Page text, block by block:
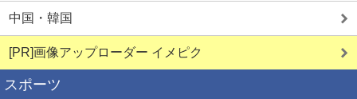
中国・韓国
[PR]画像アップローダー イメピク
スポーツ